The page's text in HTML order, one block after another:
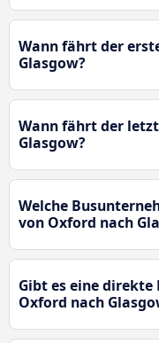
Wann fährt der
Glasgow?
Wann fährt der
Glasgow?
Welche
von Oxford nach
Gibt es eine
Oxford nach